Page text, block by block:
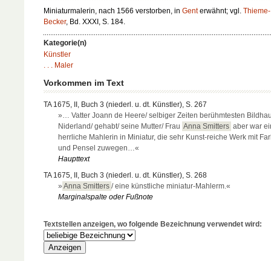
Miniaturmalerin, nach 1566 verstorben, in Genterwähnt; vgl. Thieme-
Becker, Bd. XXXI, S. 184.
Kategorie(n)
Künstler
. . . Maler
Vorkommen im Text
TA 1675, II, Buch 3 (niederl. u. dt. Künstler), S. 267
»… Vatter Joann de Heere/ selbiger Zeiten berühmtesten
Niderland/ gehabt/ seine Mutter/ Frau Anna Smitters aber war
herrliche Mahlerin in Miniatur, die sehr Kunst-reiche Werk mit
und Pensel zuwegen…«
Haupttext
TA 1675, II, Buch 3 (niederl. u. dt. Künstler), S. 268
» Anna Smitters / eine künstliche miniatur-Mahlerm.«
Marginalspalte oder Fußnote
Textstellen anzeigen, wo folgende Bezeichnung verwendet wird: